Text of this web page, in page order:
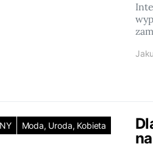
Moda, Uroda, Kobieta